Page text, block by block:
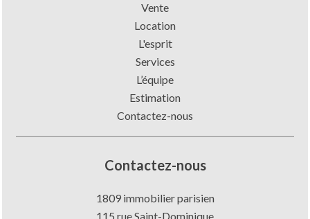
Vente
Location
L'esprit
Services
L’équipe
Estimation
Contactez-nous
Contactez-nous
1809 immobilier parisien
115 rue Saint-Dominique